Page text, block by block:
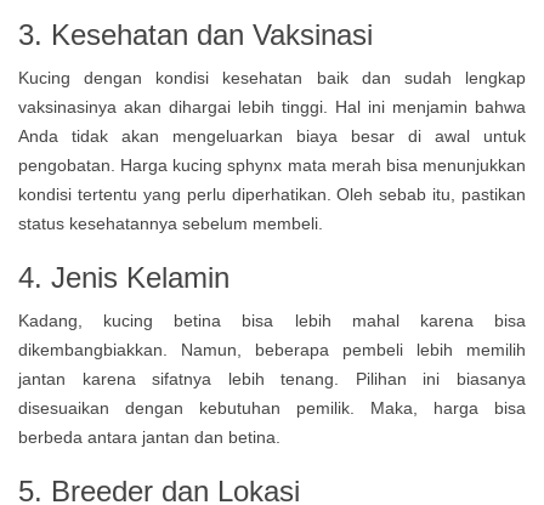
3. Kesehatan dan Vaksinasi
Kucing dengan kondisi kesehatan baik dan sudah lengkap
vaksinasinya akan dihargai lebih tinggi. Hal ini menjamin bahwa
Anda tidak akan mengeluarkan biaya besar di awal untuk
pengobatan. Harga kucing sphynx mata merah bisa menunjukkan
kondisi tertentu yang perlu diperhatikan. Oleh sebab itu, pastikan
status kesehatannya sebelum membeli.
4. Jenis Kelamin
Kadang, kucing betina bisa lebih mahal karena bisa
dikembangbiakkan. Namun, beberapa pembeli lebih memilih
jantan karena sifatnya lebih tenang. Pilihan ini biasanya
disesuaikan dengan kebutuhan pemilik. Maka, harga bisa
berbeda antara jantan dan betina.
5. Breeder dan Lokasi